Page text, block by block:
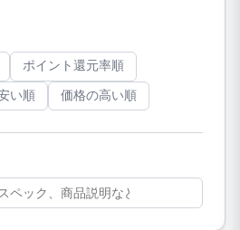
ポイント還元率順
い順 価格の高い順